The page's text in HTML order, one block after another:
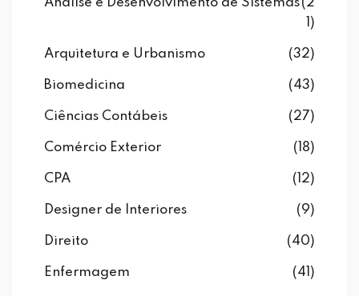
Análise e Desenvolvimento de Sistemas(2
1)
Arquitetura e Urbanismo (32)
Biomedicina (43)
Ciências Contábeis (27)
Comércio Exterior (18)
CPA (12)
Designer de Interiores (9)
Direito (40)
Enfermagem (41)